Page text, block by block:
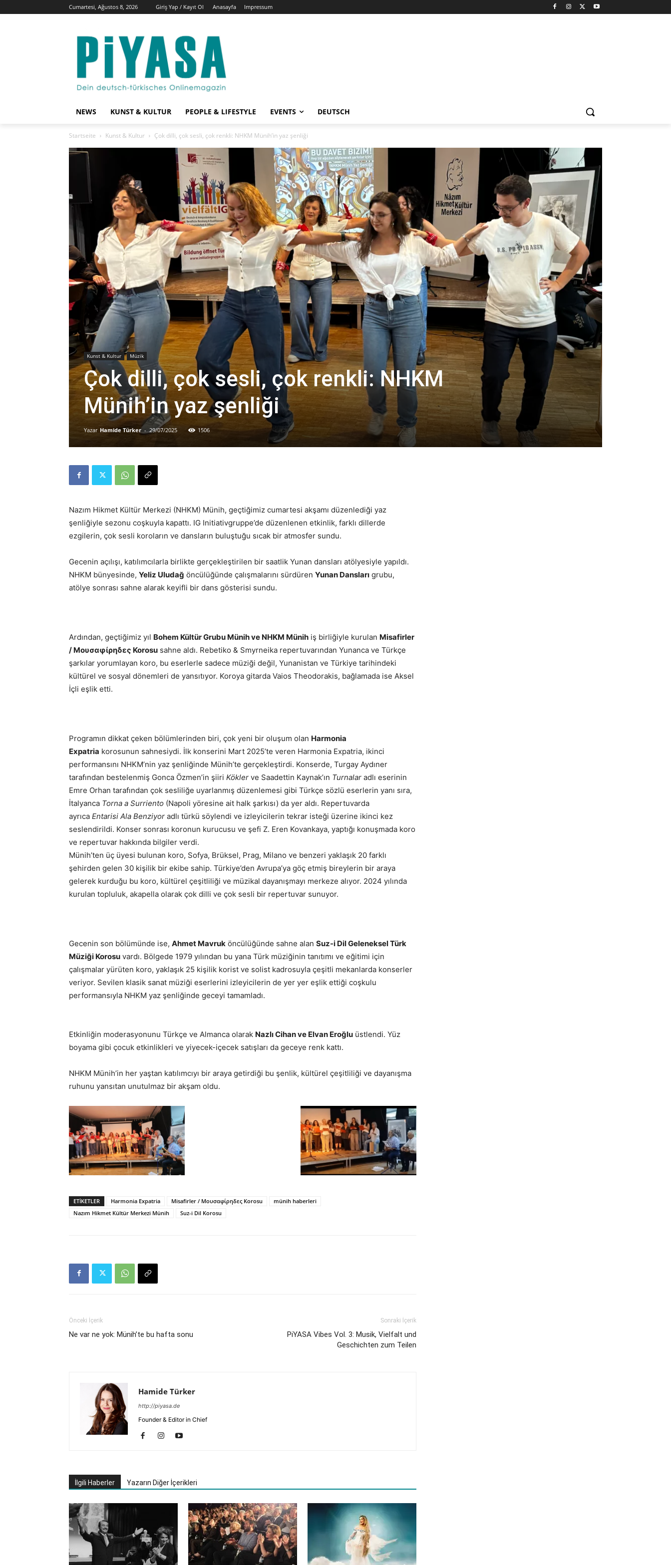
Cumartesi, Ağustos 8, 2026 Giriş Yap / Kayıt Ol Anasayfa Impressum
NEWS KUNST & KULTUR PEOPLE & LIFESTYLE EVENTS DEUTSCH
Startseite Kunst & Kultur Çok dilli, çok sesli, çok renkli: NHKM Münih’in yaz şenliği
Kunst & Kultur Müzik
Çok dilli, çok sesli, çok renkli: NHKM
Münih’in yaz şenliği
Yazar Hamide Türker - 29/07/2025 1506
Nazım Hikmet Kültür Merkezi (NHKM) Münih, geçtiğimiz cumartesi akşamı düzenlediği yaz
şenliğiyle sezonu coşkuyla kapattı. IG Initiativgruppe’de düzenlenen etkinlik, farklı dillerde
ezgilerin, çok sesli koroların ve dansların buluştuğu sıcak bir atmosfer sundu.
Gecenin açılışı, katılımcılarla birlikte gerçekleştirilen bir saatlik Yunan dansları atölyesiyle yapıldı.
NHKM bünyesinde, Yeliz Uludağ öncülüğünde çalışmalarını sürdüren Yunan Dansları grubu,
atölye sonrası sahne alarak keyifli bir dans gösterisi sundu.
Ardından, geçtiğimiz yıl Bohem Kültür Grubu Münih ve NHKM Münih iş birliğiyle kurulan Misafirler
/ Μουσαφίρηδες Korosu sahne aldı. Rebetiko & Smyrneika repertuvarından Yunanca ve Türkçe
şarkılar yorumlayan koro, bu eserlerle sadece müziği değil, Yunanistan ve Türkiye tarihindeki
kültürel ve sosyal dönemleri de yansıtıyor. Koroya gitarda Vaios Theodorakis, bağlamada ise Aksel
İçli eşlik etti.
Programın dikkat çeken bölümlerinden biri, çok yeni bir oluşum olan Harmonia
Expatria korosunun sahnesiydi. İlk konserini Mart 2025’te veren Harmonia Expatria, ikinci
performansını NHKM’nin yaz şenliğinde Münih’te gerçekleştirdi. Konserde, Turgay Aydıner
tarafından bestelenmiş Gonca Özmen’in şiiri Kökler ve Saadettin Kaynak’ın Turnalar adlı eserinin
Emre Orhan tarafından çok sesliliğe uyarlanmış düzenlemesi gibi Türkçe sözlü eserlerin yanı sıra,
İtalyanca Torna a Surriento (Napoli yöresine ait halk şarkısı) da yer aldı. Repertuvarda
ayrıca Entarisi Ala Benziyor adlı türkü söylendi ve izleyicilerin tekrar isteği üzerine ikinci kez
seslendirildi. Konser sonrası koronun kurucusu ve şefi Z. Eren Kovankaya, yaptığı konuşmada koro
ve repertuvar hakkında bilgiler verdi.
Münih’ten üç üyesi bulunan koro, Sofya, Brüksel, Prag, Milano ve benzeri yaklaşık 20 farklı
şehirden gelen 30 kişilik bir ekibe sahip. Türkiye’den Avrupa’ya göç etmiş bireylerin bir araya
gelerek kurduğu bu koro, kültürel çeşitliliği ve müzikal dayanışmayı merkeze alıyor. 2024 yılında
kurulan topluluk, akapella olarak çok dilli ve çok sesli bir repertuvar sunuyor.
Gecenin son bölümünde ise, Ahmet Mavruk öncülüğünde sahne alan Suz-i Dil Geleneksel Türk
Müziği Korosu vardı. Bölgede 1979 yılından bu yana Türk müziğinin tanıtımı ve eğitimi için
çalışmalar yürüten koro, yaklaşık 25 kişilik korist ve solist kadrosuyla çeşitli mekanlarda konserler
veriyor. Sevilen klasik sanat müziği eserlerini izleyicilerin de yer yer eşlik ettiği coşkulu
performansıyla NHKM yaz şenliğinde geceyi tamamladı.
Etkinliğin moderasyonunu Türkçe ve Almanca olarak Nazlı Cihan ve Elvan Eroğlu üstlendi. Yüz
boyama gibi çocuk etkinlikleri ve yiyecek-içecek satışları da geceye renk kattı.
NHKM Münih’in her yaştan katılımcıyı bir araya getirdiği bu şenlik, kültürel çeşitliliği ve dayanışma
ruhunu yansıtan unutulmaz bir akşam oldu.
ETIKETLER Harmonia Expatria Misafirler / Μουσαφίρηδες Korosu
münih haberleri
Nazım Hikmet Kültür Merkezi Münih
Suz-i Dil Korosu
Önceki İçerik
Ne var ne yok: Münih’te bu hafta sonu
Sonraki İçerik
PiYASA Vibes Vol. 3: Musik, Vielfalt und
Geschichten zum Teilen
Hamide Türker
http://piyasa.de
Founder & Editor in Chief
İlgili Haberler Yazarın Diğer İçerikleri